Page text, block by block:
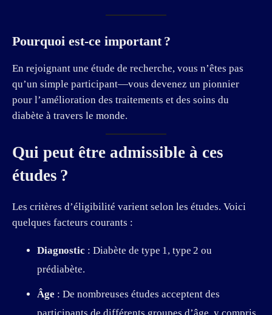
Pourquoi est-ce important ?
En rejoignant une étude de recherche, vous n’êtes pas
qu’un simple participant—vous devenez un pionnier
pour l’amélioration des traitements et des soins du
diabète à travers le monde.
Qui peut être admissible à ces
études ?
Les critères d’éligibilité varient selon les études. Voici
quelques facteurs courants :
Diagnostic : Diabète de type 1, type 2 ou
prédiabète.
Âge : De nombreuses études acceptent des